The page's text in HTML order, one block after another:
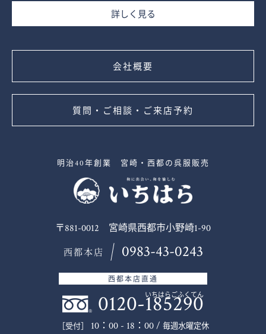
詳しく見る
会社概要
質問・ご相談・ご来店予約
明治40年創業 宮崎・西都の呉服販売
〒881-0012 宮崎県西都市小野崎1-90
西都本店 0983-43-0243
西都本店直通
0120-185290
いちはらごふくてん
［受付］ 10：00 - 18：00 / 毎週水曜定休